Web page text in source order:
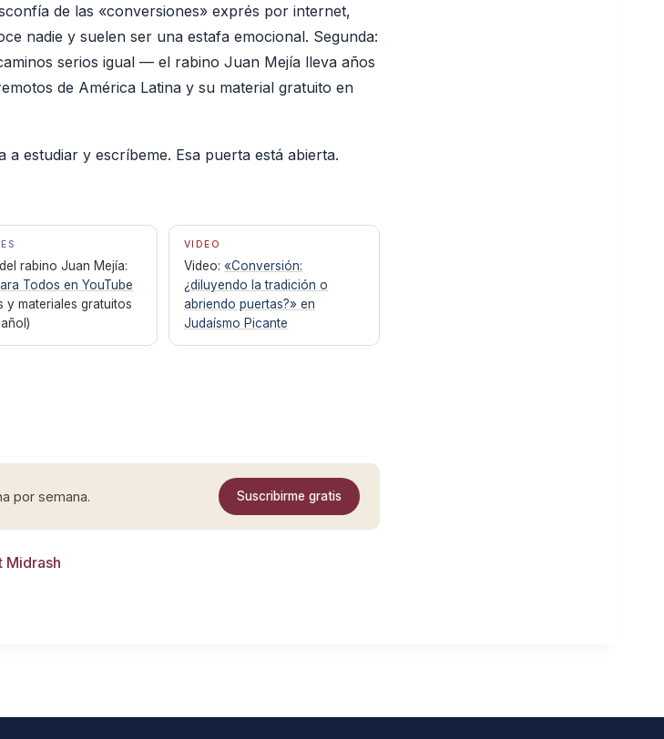
de las «conversiones» exprés por internet,
nadie y suelen ser una estafa emocional. Segunda:
serios igual — el rabino Juan Mejía lleva años
de América Latina y su material gratuito en
estudiar y escríbeme. Esa puerta está abierta.
rabino Juan Mejía:
Todos en YouTube
y materiales gratuitos
VIDEO
Video: «Conversión:
¿diluyendo la tradición o
abriendo puertas?» en
Judaísmo Picante
por semana. Suscribirme gratis
Midrash